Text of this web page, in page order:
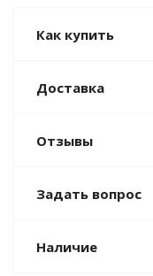
Как купить
Доставка
Отзывы
Задать вопрос
Наличие